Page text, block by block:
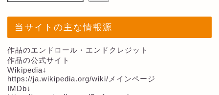
当サイトの主な情報源
作品のエンドロール・エンドクレジット
作品の公式サイト
Wikipedia↓
https://ja.wikipedia.org/wiki/メインページ
IMDb↓